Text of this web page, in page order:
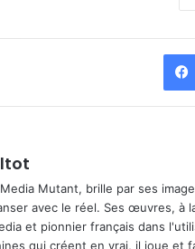
Mutant, brille par ses
avec le réel. Ses œuvres, à
et pionnier français dans
qui créent en vrai, il joue et